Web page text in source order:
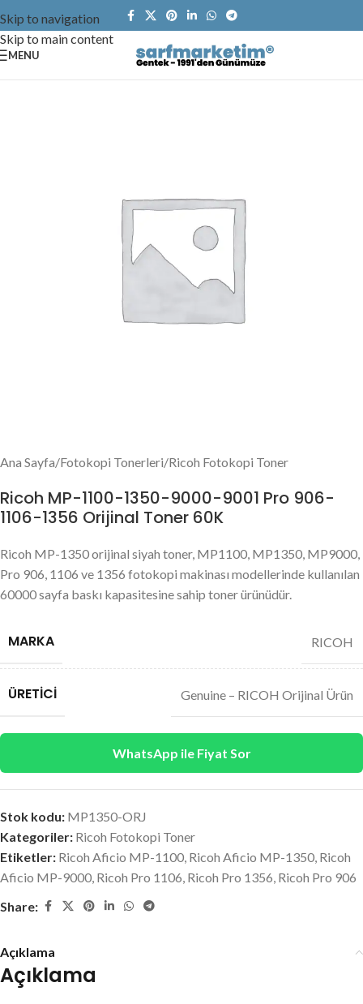
Skip to navigation
Skip to main content
MENU
Ana Sayfa/Fotokopi Tonerleri/Ricoh Fotokopi Toner
Ricoh MP-1100-1350-9000-9001 Pro 906-
1106-1356 Orijinal Toner 60K
Ricoh MP-1350 orijinal siyah toner, MP1100, MP1350, MP9000,
Pro 906, 1106 ve 1356 fotokopi makinası modellerinde kullanılan
60000 sayfa baskı kapasitesine sahip toner ürünüdür.
MARKA RICOH
ÜRETICI Genuine – RICOH Orijinal Ürün
WhatsApp ile Fiyat Sor
Stok kodu: MP1350-ORJ
Kategoriler: Ricoh Fotokopi Toner
Etiketler: Ricoh Aficio MP-1100, Ricoh Aficio MP-1350, Ricoh
Aficio MP-9000, Ricoh Pro 1106, Ricoh Pro 1356, Ricoh Pro 906
Share:
Açıklama
Açıklama